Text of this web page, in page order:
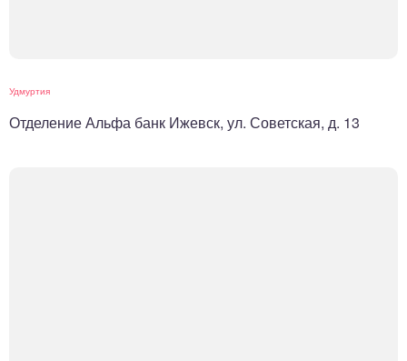
Удмуртия
Отделение Альфа банк Ижевск, ул. Советская, д. 13